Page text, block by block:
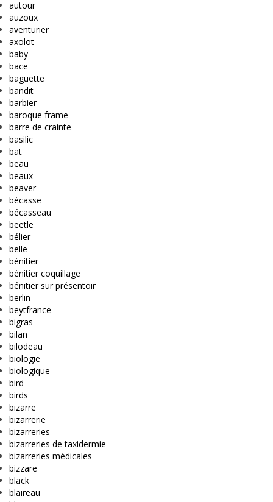
autour
auzoux
aventurier
axolot
baby
bace
baguette
bandit
barbier
baroque frame
barre de crainte
basilic
bat
beau
beaux
beaver
bécasse
bécasseau
beetle
bélier
belle
bénitier
bénitier coquillage
bénitier sur présentoir
berlin
beytfrance
bigras
bilan
bilodeau
biologie
biologique
bird
birds
bizarre
bizarrerie
bizarreries
bizarreries de taxidermie
bizarreries médicales
bizzare
black
blaireau